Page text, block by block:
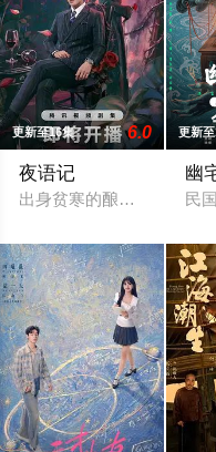
更新至16集 6.0
夜语记
出身贫寒的酿酒师叶小唯
更新
幽
民